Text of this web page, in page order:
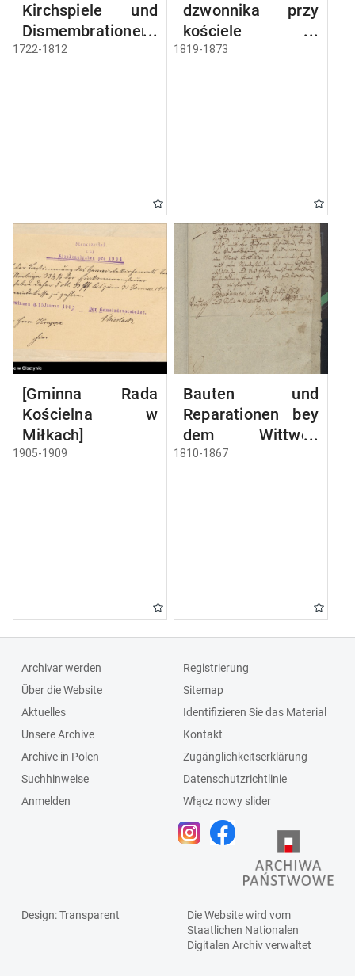
Kirchspiele und
Dismembrationen-
Sache
1722-1812
dzwonnika przy
kościele w
Miłkach]
1819-1873
[Gminna Rada
Kościelna w
Miłkach]
1905-1909
Bauten und
Reparationen bey
dem Wittwen
Gebäude
1810-1867
Archivar werden
Über die Website
Aktuelles
Unsere Archive
Archive in Polen
Suchhinweise
Anmelden
Registrierung
Sitemap
Identifizieren Sie das Material
Kontakt
Zugänglichkeitserklärung
Datenschutzrichtlinie
Włącz nowy slider
Design: Transparent
Die Website wird vom
Staatlichen Nationalen
Digitalen Archivverwaltet